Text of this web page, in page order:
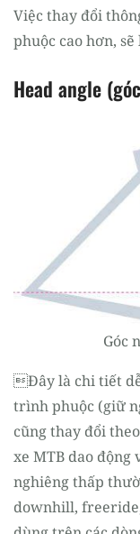
Việc thay đổi
phuộc cao hơn,
Head angle
Góc
Đây là chi tiết
trình phuộc (giữ
cũng thay đổi
xe MTB dao động
nghiêng thấp
downhill,